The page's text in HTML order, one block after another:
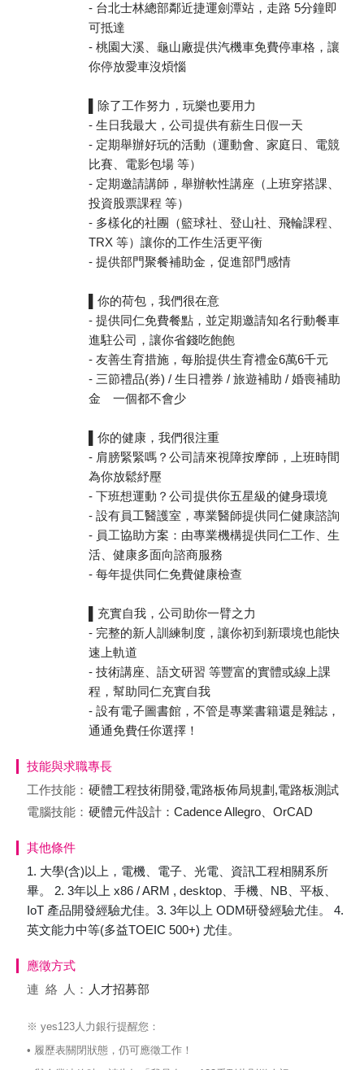
- 台北士林總部鄰近捷運劍潭站，走路 5分鐘即
可抵達
- 桃園大溪、龜山廠提供汽機車免費停車格，讓
你停放愛車沒煩惱
▌除了工作努力，玩樂也要用力
- 生日我最大，公司提供有薪生日假一天
- 定期舉辦好玩的活動（運動會、家庭日、電競
比賽、電影包場 等）
- 定期邀請講師，舉辦軟性講座（上班穿搭課、
投資股票課程 等）
- 多樣化的社團（籃球社、登山社、飛輪課程、
TRX 等）讓你的工作生活更平衡
- 提供部門聚餐補助金，促進部門感情
▌你的荷包，我們很在意
- 提供同仁免費餐點，並定期邀請知名行動餐車
進駐公司，讓你省錢吃飽飽
- 友善生育措施，每胎提供生育禮金6萬6千元
- 三節禮品(券) / 生日禮券 / 旅遊補助 / 婚喪補助
金 一個都不會少
▌你的健康，我們很注重
- 肩膀緊緊嗎？公司請來視障按摩師，上班時間
為你放鬆紓壓
- 下班想運動？公司提供你五星級的健身環境
- 設有員工醫護室，專業醫師提供同仁健康諮詢
- 員工協助方案：由專業機構提供同仁工作、生
活、健康多面向諮商服務
- 每年提供同仁免費健康檢查
▌充實自我，公司助你一臂之力
- 完整的新人訓練制度，讓你初到新環境也能快
速上軌道
- 技術講座、語文研習 等豐富的實體或線上課
程，幫助同仁充實自我
- 設有電子圖書館，不管是專業書籍還是雜誌，
通通免費任你選擇！
技能與求職專長
工作技能： 硬體工程技術開發,電路板佈局規劃,電路板測試
電腦技能： 硬體元件設計：Cadence Allegro、OrCAD
其他條件
1. 大學(含)以上，電機、電子、光電、資訊工程相關系所
畢。 2. 3年以上 x86 / ARM , desktop、手機、NB、平板、
IoT 產品開發經驗尤佳。3. 3年以上 ODM研發經驗尤佳。 4.
英文能力中等(多益TOEIC 500+) 尤佳。
應徵方式
連絡
人： 人才招募部
※ yes123人力銀行提醒您：
• 履歷表關閉狀態，仍可應徵工作！